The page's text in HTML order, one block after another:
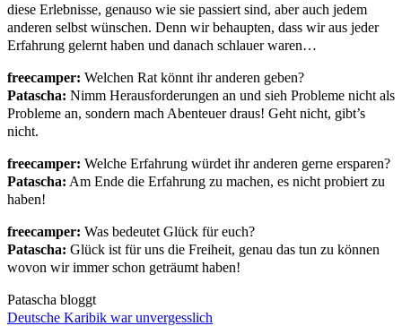
diese Erlebnisse, genauso wie sie passiert sind, aber auch jedem
anderen selbst wünschen. Denn wir behaupten, dass wir aus jeder
Erfahrung gelernt haben und danach schlauer waren…
freecamper: Welchen Rat könnt ihr anderen geben?
Patascha: Nimm Herausforderungen an und sieh Probleme nicht als
Probleme an, sondern mach Abenteuer draus! Geht nicht, gibt’s
nicht.
freecamper: Welche Erfahrung würdet ihr anderen gerne ersparen?
Patascha: Am Ende die Erfahrung zu machen, es nicht probiert zu
haben!
freecamper: Was bedeutet Glück für euch?
Patascha: Glück ist für uns die Freiheit, genau das tun zu können
wovon wir immer schon geträumt haben!
Patascha bloggt
Deutsche Karibik war unvergesslich